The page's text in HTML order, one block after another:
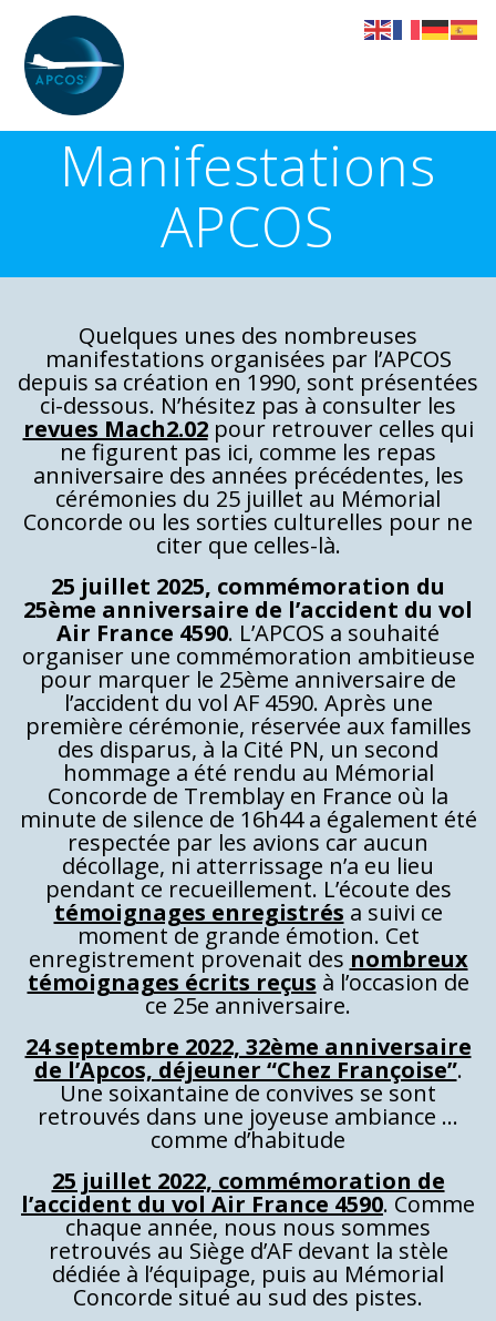
Manifestations
APCOS
Quelques unes des nombreuses
manifestations organisées par l’APCOS
depuis sa création en 1990, sont présentées
ci-dessous. N’hésitez pas à consulter les
revues Mach2.02pour retrouver celles qui
ne figurent pas ici, comme les repas
anniversaire des années précédentes, les
cérémonies du 25 juillet au Mémorial
Concorde ou les sorties culturelles pour ne
citer que celles-là.
25 juillet 2025, commémoration du
25ème anniversaire de l’accident du vol
Air France 4590. L’APCOS a souhaité
organiser une commémoration ambitieuse
pour marquer le 25ème anniversaire de
l’accident du vol AF 4590. Après une
première cérémonie, réservée aux familles
des disparus, à la Cité PN, un second
hommage a été rendu au Mémorial
Concorde de Tremblay en France où la
minute de silence de 16h44 a également été
respectée par les avions car aucun
décollage, ni atterrissage n’a eu lieu
pendant ce recueillement. L’écoute des
témoignages enregistrés a suivi ce
moment de grande émotion. Cet
enregistrement provenait des nombreux
témoignages écrits reçus à l’occasion de
ce 25e anniversaire.
24 septembre 2022, 32ème anniversaire
de l’Apcos, déjeuner “Chez Françoise”.
Une soixantaine de convives se sont
retrouvés dans une joyeuse ambiance …
comme d’habitude
25 juillet 2022, commémoration de
l’accident du vol Air France 4590. Comme
chaque année, nous nous sommes
retrouvés au Siège d’AF devant la stèle
dédiée à l’équipage, puis au Mémorial
Concorde situé au sud des pistes.